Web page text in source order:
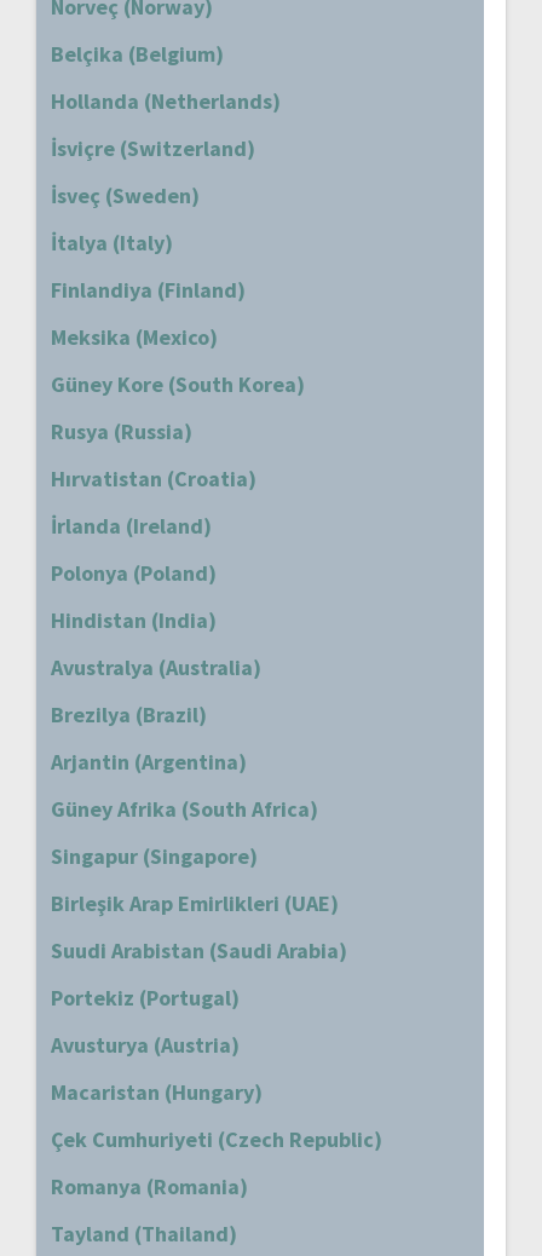
Norveç (Norway)
Belçika (Belgium)
Hollanda (Netherlands)
İsviçre (Switzerland)
İsveç (Sweden)
İtalya (Italy)
Finlandiya (Finland)
Meksika (Mexico)
Güney Kore (South Korea)
Rusya (Russia)
Hırvatistan (Croatia)
İrlanda (Ireland)
Polonya (Poland)
Hindistan (India)
Avustralya (Australia)
Brezilya (Brazil)
Arjantin (Argentina)
Güney Afrika (South Africa)
Singapur (Singapore)
Birleşik Arap Emirlikleri (UAE)
Suudi Arabistan (Saudi Arabia)
Portekiz (Portugal)
Avusturya (Austria)
Macaristan (Hungary)
Çek Cumhuriyeti (Czech Republic)
Romanya (Romania)
Tayland (Thailand)